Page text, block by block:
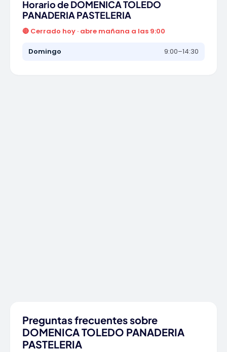
Horario de DOMENICA TOLEDO
PANADERIA PASTELERIA
🔴 Cerrado hoy · abre mañana a las 9:00
Domingo 9:00–14:30
Preguntas frecuentes sobre
DOMENICA TOLEDO PANADERIA
PASTELERIA